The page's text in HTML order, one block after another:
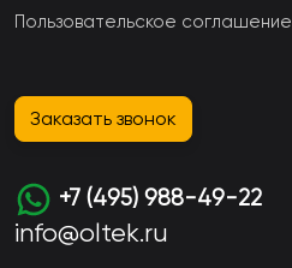
Пользовательское соглашение
Заказать звонок
+7 (495) 988-49-22
info@oltek.ru